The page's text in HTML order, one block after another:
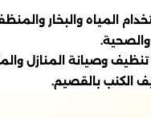
المياه والبخار
والصحية.
وصيانة المنازل
الكنب بالقصيم.